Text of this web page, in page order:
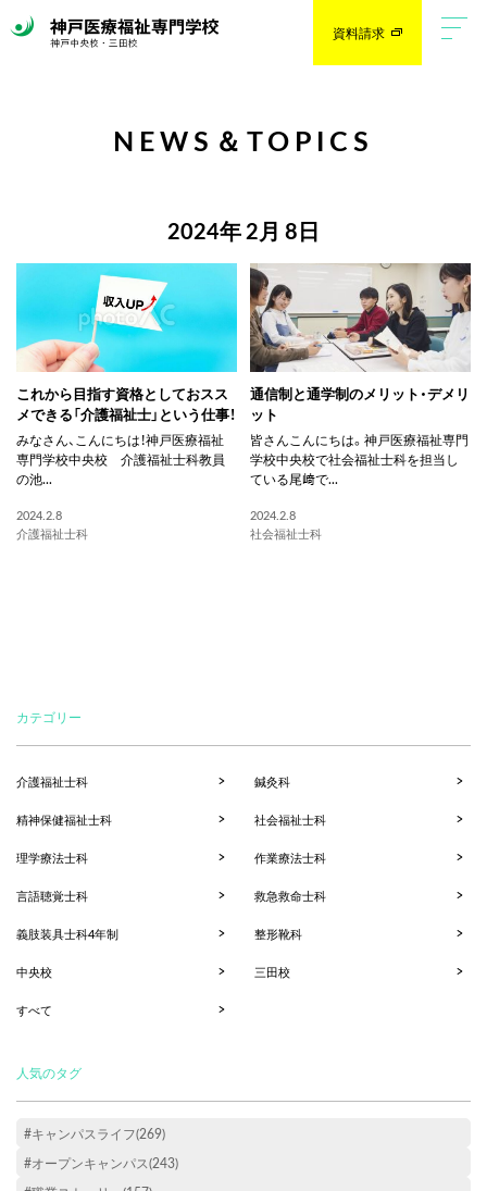
資料請求
NEWS＆TOPICS
2024年 2月 8日
これから目指す資格としておスス
メできる「介護福祉士」という仕事！
みなさん、こんにちは！神戸医療福祉
専門学校中央校 介護福祉士科教員
の池...
2024.2.8
介護福祉士科
通信制と通学制のメリット・デメリ
ット
皆さんこんにちは。神戸医療福祉専門
学校中央校で社会福祉士科を担当し
ている尾﨑で...
2024.2.8
社会福祉士科
カテゴリー
介護福祉士科 鍼灸科
精神保健福祉士科 社会福祉士科
理学療法士科 作業療法士科
言語聴覚士科 救急救命士科
義肢装具士科4年制 整形靴科
中央校 三田校
すべて
人気のタグ
#キャンパスライフ(269)
#オープンキャンパス(243)